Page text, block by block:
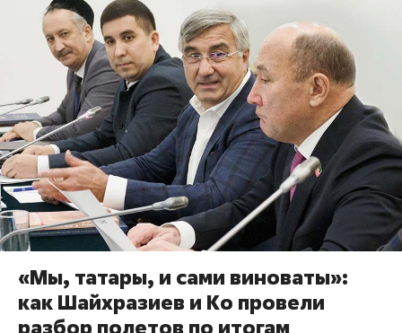
«Мы, татары, и сами виноваты»:
как Шайхразиев и Ко провели